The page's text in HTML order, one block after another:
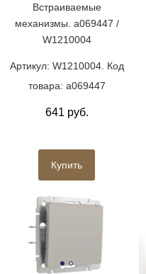
Встраиваемые
механизмы. a069447 /
W1210004
Артикул: W1210004. Код
товара: a069447
641 руб.
Купить